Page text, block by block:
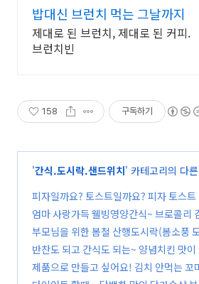
밥대신 브런치 먹는 그날까지
제대로 된 브런치, 제대로 된 커피.
브런치빈
158 구독하기
'간식.도시락.샌드위치' 카테고리의 다
피자일까요? 토스트일까요? 피자 토스트 ( 식빵
피자 만드는 법)
(103)
엄마 사랑가득 웰빙영양간식~ 브로콜리
두과자 *^^* (87)
부모님을 위한 봄철 산행도시락(봄소풍
나들이 도시락)
(93)
반찬도 되고 간식도 되는~ 양념치킨 맛이
부조림 *^^* (93)
제품으로 만들고 싶어요! 김치 안먹는 꼬